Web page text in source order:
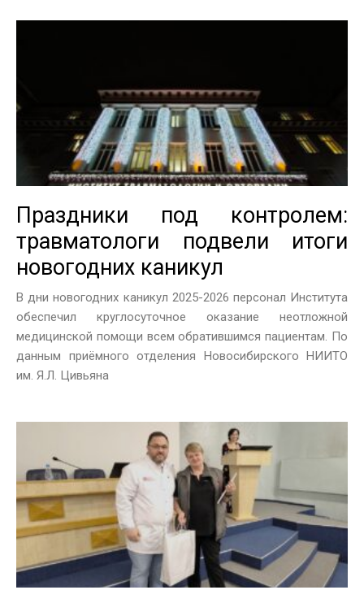
Праздники под контролем:
травматологи подвели итоги
новогодних каникул
В дни новогодних каникул 2025-2026 персонал Института
обеспечил круглосуточное оказание неотложной
медицинской помощи всем обратившимся пациентам. По
данным приёмного отделения Новосибирского НИИТО
им. Я.Л. Цивьяна